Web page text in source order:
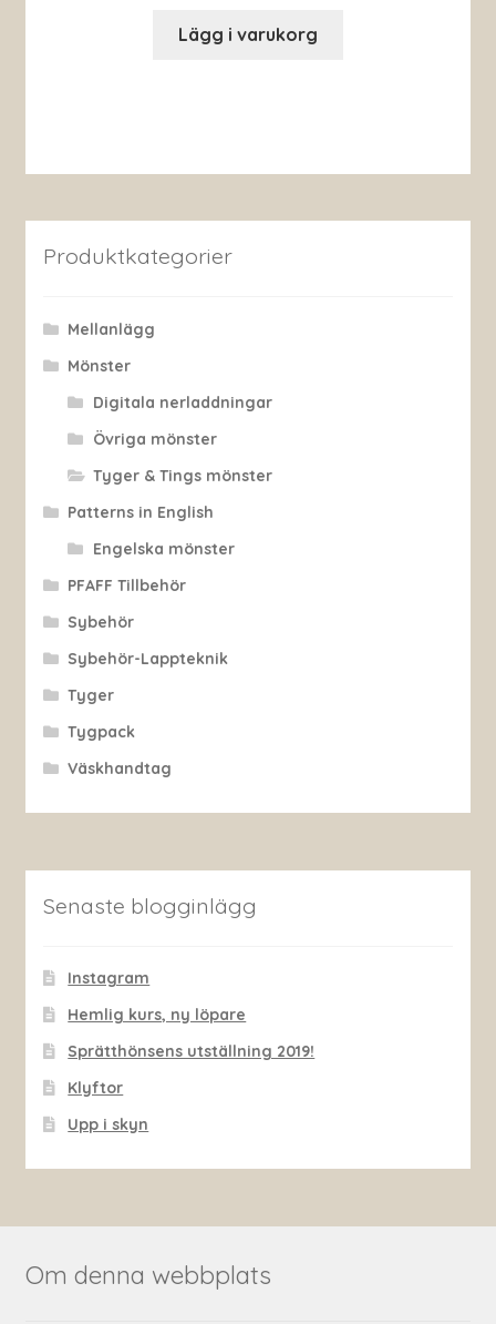
Lägg i varukorg
Produktkategorier
Mellanlägg
Mönster
Digitala nerladdningar
Övriga mönster
Tyger & Tings mönster
Patterns in English
Engelska mönster
PFAFF Tillbehör
Sybehör
Sybehör-Lappteknik
Tyger
Tygpack
Väskhandtag
Senaste blogginlägg
Instagram
Hemlig kurs, ny löpare
Sprätthönsens utställning 2019!
Klyftor
Upp i skyn
Om denna webbplats